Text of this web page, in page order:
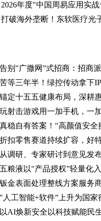
2026年度"中国周易应用实
打破海外垄断！东软医疗光
告别"广撒网”式招商：招商
苦等三年半！绿控传动拿下
锚定十五五健康布局，深耕
玩射击游戏用一加手机，一
真稳自有答案！"高颜值安全
折扣零售赛道持续扩容，好
从调研、专家研讨到意见发
五粮液以"产品授权”轻量化
钣金表面处理整线方案服务
"人工智能+软件”上升为国家
以AI焕新安全以科技赋能民